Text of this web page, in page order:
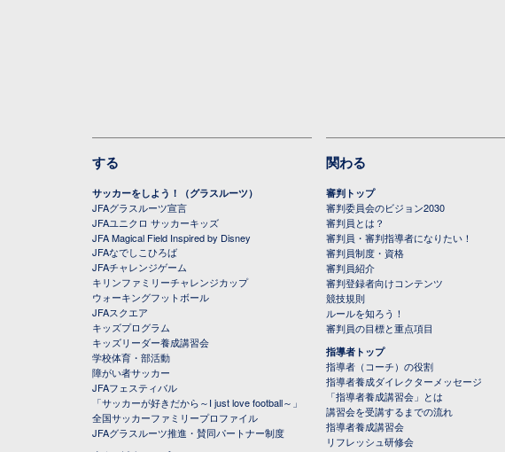
する
サッカーをしよう！（グラスルーツ）
JFAグラスルーツ宣言
JFAユニクロ サッカーキッズ
JFA Magical Field Inspired by Disney
JFAなでしこひろば
JFAチャレンジゲーム
キリンファミリーチャレンジカップ
ウォーキングフットボール
JFAスクエア
キッズプログラム
キッズリーダー養成講習会
学校体育・部活動
障がい者サッカー
JFAフェスティバル
「サッカーが好きだから～I just love football～」
全国サッカーファミリープロファイル
JFAグラスルーツ推進・賛同パートナー制度
関わる
審判トップ
審判委員会のビジョン2030
審判員とは？
審判員・審判指導者になりたい！
審判員制度・資格
審判員紹介
審判登録者向けコンテンツ
競技規則
ルールを知ろう！
審判員の目標と重点項目
指導者トップ
指導者（コーチ）の役割
指導者養成ダイレクターメッセージ
「指導者養成講習会」とは
講習会を受講するまでの流れ
指導者養成講習会
リフレッシュ研修会